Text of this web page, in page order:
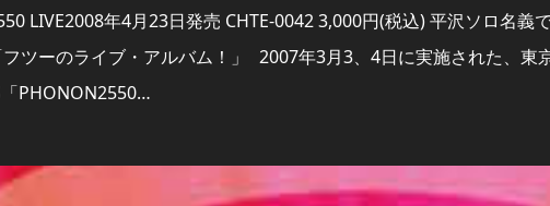
LIVE2008年4月23日発売 CHTE-0042 3,000円(税込) 平沢ソロ名義
ツーのライブ・アルバム！」 2007年3月3、4日に実施された、東
「PHONON2550…